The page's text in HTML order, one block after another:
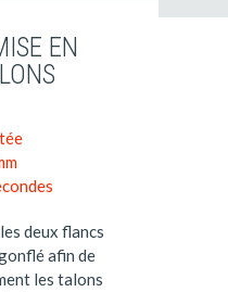
EN
deux flancs
afin de
les talons